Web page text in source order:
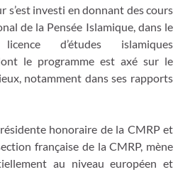
s’est investi en donnant des cours
de la Pensée Islamique, dans le
d’études islamiques
le programme est axé sur le
notamment dans ses rapports
honoraire de la CMRP et
française de la CMRP, mène
au niveau européen et